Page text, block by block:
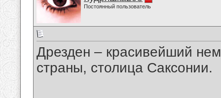
Постоянный пользователь
Дрезден – красивейший
страны, столица Саксонии.